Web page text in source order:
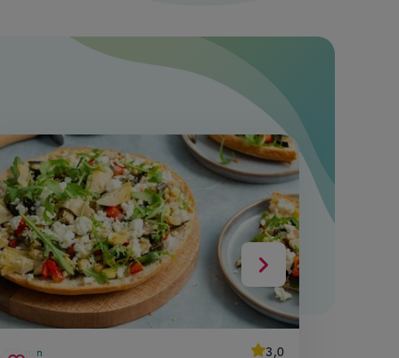
Volgende
30 min average
3,0